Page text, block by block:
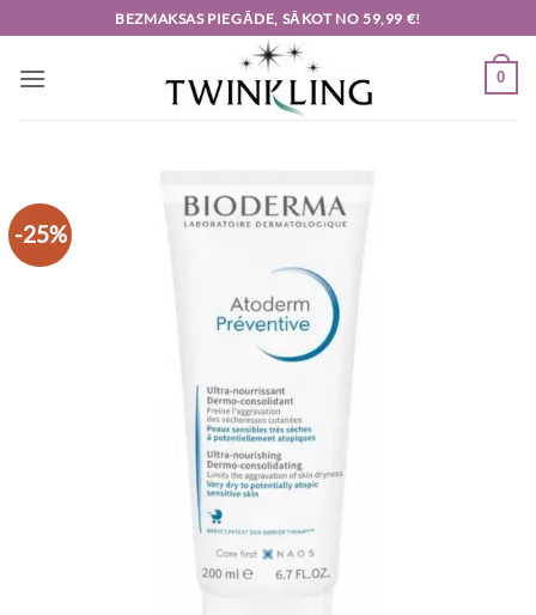
to
content
BEZMAKSAS PIEGĀDE, SĀKOT NO 59,99 €!
0
-25%